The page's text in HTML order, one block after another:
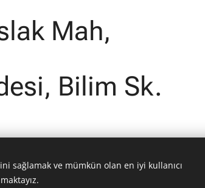
Mah,
Bilim Sk.
sağlamak ve mümkün olan en iyi kullanıcı